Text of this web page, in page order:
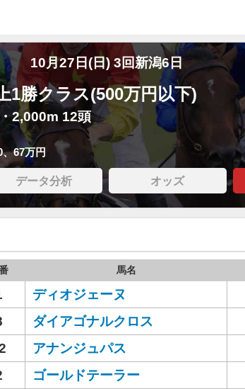
10月27日(日) 3回新潟6日
1勝クラス(500万円以下)
2,000m 12頭
67万円
データ分析 オッズ
馬名
ディオジェーヌ
ダイアゴナルクロス
アナンジュパス
ゴールドテーラー